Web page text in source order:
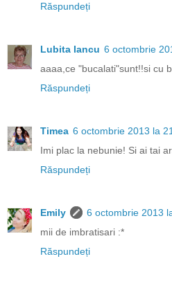
Răspundeți
Lubita Iancu 6 octombrie
aaaa,ce "bucalati"sunt!!si cu
Răspundeți
Timea 6 octombrie 2013 la
Imi plac la nebunie! Si ai tai
Răspundeți
Emily
6 octombrie 2013
mii de imbratisari :*
Răspundeți